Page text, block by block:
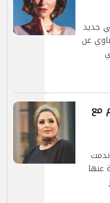
جديد
عن
مع